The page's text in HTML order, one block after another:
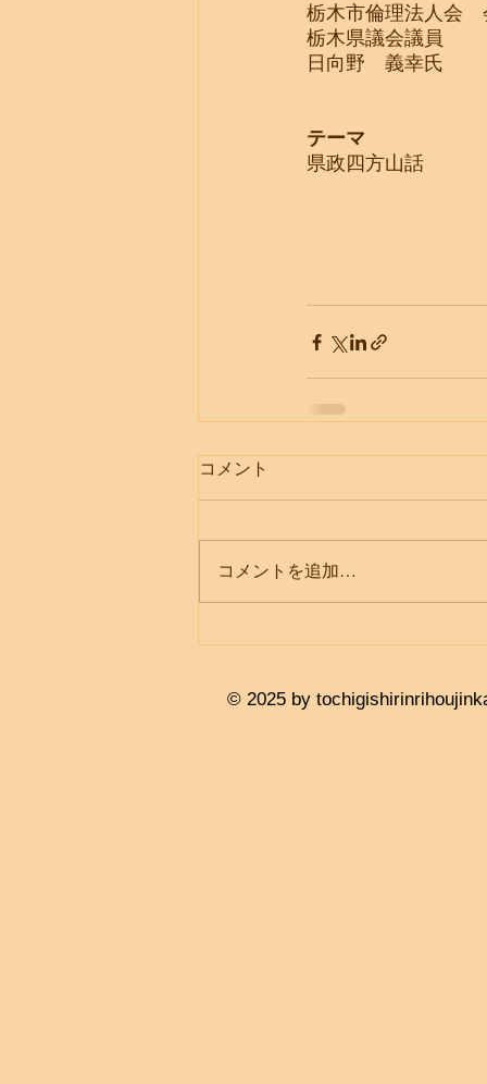
栃木市倫理法人会
栃木県議会議員
日向野　義幸氏
テーマ
県政四方山話
コメント
コメントを追加…
© 2025 by tochigishirinrihouj